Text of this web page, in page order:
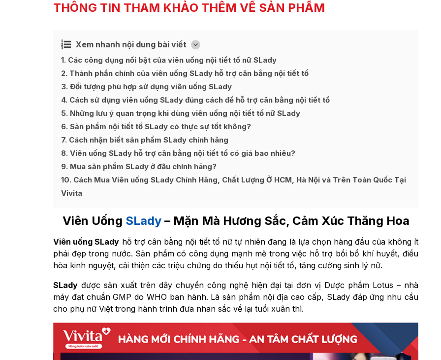
THÔNG TIN THAM KHẢO THÊM VỀ SẢN PHẨM
Xem nhanh nội dung bài viết [
Ẩn
1 Các công dụng nổi bật của viên uống nội tiết tố nữ SLady
2 Thành phần chính của viên uống SLady hỗ trợ cân bằng nội tiết tố
3 Đối tượng phù hợp sử dụng viên uống SLady
4 Cách sử dụng viên uống SLady đúng cách để hỗ trợ cân bằng nội tiết tố
5 Những lưu ý quan trọng khi dùng viên uống nội tiết tố nữ SLady
6 Sản phẩm nội tiết tố SLady có thực sự tốt không?
7 Cách nhận biết sản phẩm SLady chính hãng
8 Viên uống SLady hỗ trợ cân bằng nội tiết tố có giá bao nhiêu?
9 Mua sản phẩm SLady ở đâu chính hãng?
10 Cách Mua Viên uống SLady Chính Hãng, Chất Lượng Ở HCM, Hà Nội và Trên Toàn Quốc Tại
Vivita
Viên Uống SLady– Mặn Mà Hương Sắc, Cảm Xúc Thăng Hoa
Viên uống SLady hỗ trợ cân bằng nội tiết tố nữ tự nhiên đang là lựa chọn hàng đầu của không ít
phái đẹp trong nước. Sản phẩm có công dụng mạnh mẽ trong việc hỗ trợ bồi bổ khí huyết, điều
hòa kinh nguyệt, cải thiện các triệu chứng do thiếu hụt nội tiết tố, tăng cường sinh lý nữ.
SLady được sản xuất trên dây chuyền công nghệ hiện đại tại đơn vị Dược phẩm Lotus – nhà
máy đạt chuẩn GMP do WHO ban hành. Là sản phẩm nội địa cao cấp, SLady đáp ứng nhu cầu
cho phụ nữ Việt trong hành trình đưa nhan sắc về lại tuổi xuân thì.